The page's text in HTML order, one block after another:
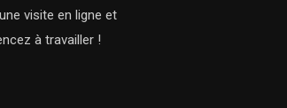
visite en ligne et
à travailler !